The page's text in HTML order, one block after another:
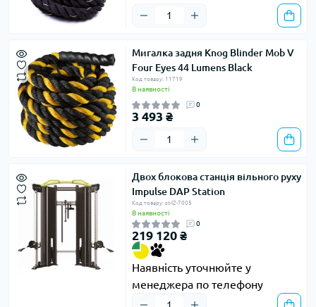
Мигалка задня Knog Blinder Mob V
Four Eyes 44 Lumens Black
Код товару: 11719
В наявності
0
3 493 ₴
Двох блокова станція вільного руху
Impulse DAP Station
Код товару: st-IZ-7005
В наявності
0
219 120 ₴
Наявність уточнюйте у
менеджера по телефону